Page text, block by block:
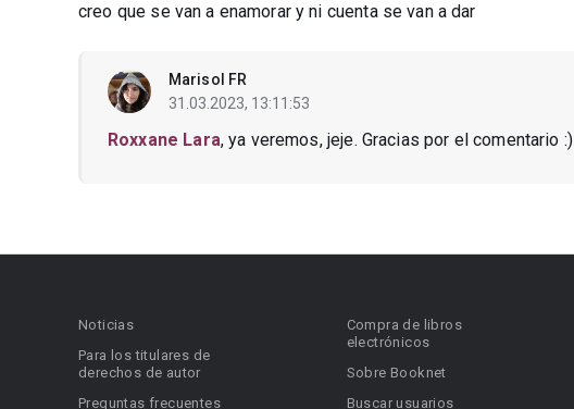
creo que se van a enamorar y ni cuenta se van a dar
Marisol FR
31.03.2023, 13:11:53
Roxxane Lara, ya veremos, jeje. Gracias por el comentario :)
Noticias
Para los titulares de
derechos de autor
Preguntas frecuentes
Compra de libros
electrónicos
Sobre Booknet
Buscar usuarios